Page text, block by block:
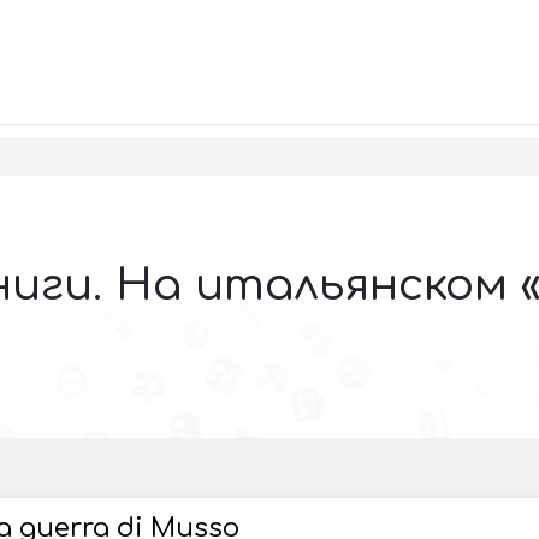
На итальянском
guerra di Musso